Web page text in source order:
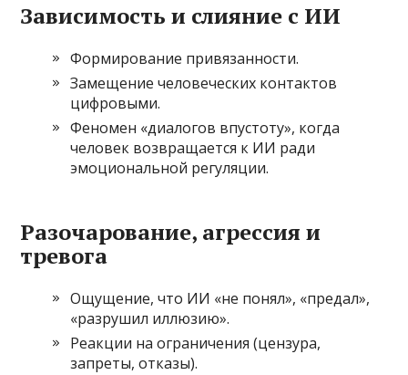
Зависимость и слияние с ИИ
Формирование привязанности.
Замещение человеческих контактов
цифровыми.
Феномен «диалогов впустоту», когда
человек возвращается к ИИ ради
эмоциональной регуляции.
Разочарование, агрессия и
тревога
Ощущение, что ИИ «не понял», «предал»,
«разрушил иллюзию».
Реакции на ограничения (цензура,
запреты, отказы).